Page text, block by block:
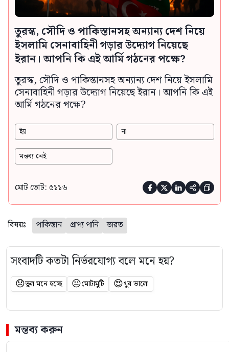
তুরস্ক, সৌদি ও পাকিস্তানসহ অন্যান্য দেশ নিয়ে
ইসলামি সেনাবাহিনী গড়ার উদ্যোগ নিয়েছে
ইরান। আপনি কি এই আর্মি গঠনের পক্ষে?
তুরস্ক, সৌদি ও পাকিস্তানসহ অন্যান্য দেশ নিয়ে ইসলামি
সেনাবাহিনী গড়ার উদ্যোগ নিয়েছে ইরান। আপনি কি এই
আর্মি গঠনের পক্ষে?
হ্যাঁ না
মন্তব্য নেই
মোট ভোট: ৫১১৬     
বিষয়ঃ পাকিস্তান প্রাপ্য পানি ভারত
সংবাদটি কতটা নির্ভরযোগ্য বলে মনে হয়?
😞ভুল মনে হচ্ছে 😐মোটামুটি 😍খুব ভালো
মন্তব্য করুন